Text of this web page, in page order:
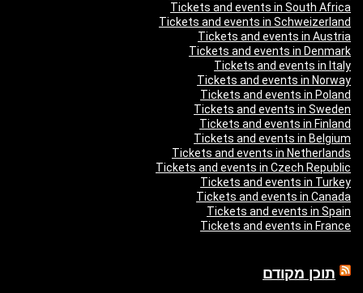
Tickets and events in South Africa
Tickets and events in Schweizerland
Tickets and events in Austria
Tickets and events in Denmark
Tickets and events in Italy
Tickets and events in Norway
Tickets and events in Poland
Tickets and events in Sweden
Tickets and events in Finland
Tickets and events in Belgium
Tickets and events in Netherlands
Tickets and events in Czech Republic
Tickets and events in Turkey
Tickets and events in Canada
Tickets and events in Spain
Tickets and events in France
תוכן מקודם